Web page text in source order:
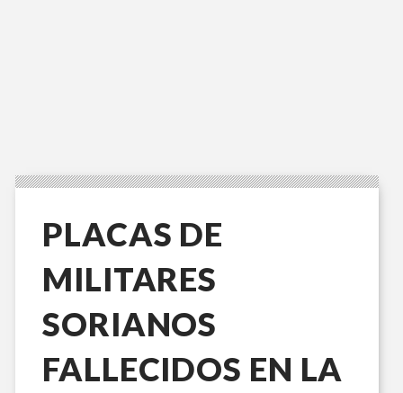
PLACAS DE
MILITARES
SORIANOS
FALLECIDOS EN LA